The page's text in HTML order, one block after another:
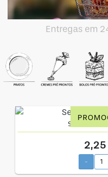
FORMAS
UTENSÍLIOS
DESCARTÁVEIS
FESTA
FORMATOS
Entregas em
Semifrio
-